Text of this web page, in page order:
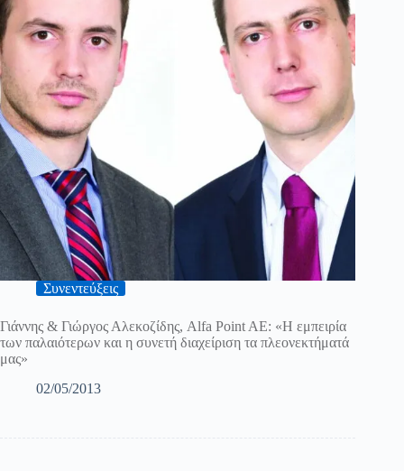
Συνεντεύξεις
Γιάννης & Γιώργος Αλεκοζίδης, Alfa Point AE: «Η εμπειρία
των παλαιότερων και η συνετή διαχείριση τα πλεονεκτήματά
μας»
02/05/2013